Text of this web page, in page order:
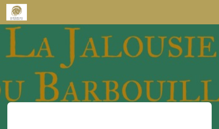
Skip to content